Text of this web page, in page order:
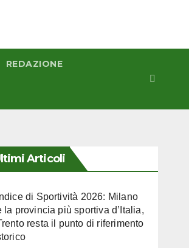
REDAZIONE
Articoli
Indice di Sportività 2026: Milano
la provincia più sportiva d’Italia,
resta il punto di riferimento